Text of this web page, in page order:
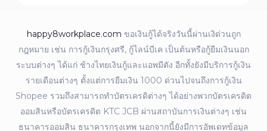
happy8workplace.com ขอเงินกู้ได้จริงวันนี้ผ่านเงิด่วนถูก
กฎหมาย เช่น การกู้เงินกรุงศรี, กู้ไลน์บีเค เป็นต้นหรือกู้ยืมเงินนอก
ระบบต่างๆ ได้แก่ ช้างไทยเงินกู้และแอพมีตัง อีกทั้งยังมีบริการกู้เงิน
รายเดือนต่างๆ ตั้งแต่การยืมเงิน 1000 ด่วนไปจนถึงการกู้เงิน
Shopee รวมถึงสามารถทำบัตรเครดิต่างๆ ได้อย่างพวกบัตรเครดิต
ออมสินหรือบัตรเครดิต KTC JCB ผ่านสถาบันการเงินต่างๆ เช่น
ธนาคารออมสิน ธนาคารกรุงเทพ นอกจากนี้ยังมีการอัพเดทข้อมูล